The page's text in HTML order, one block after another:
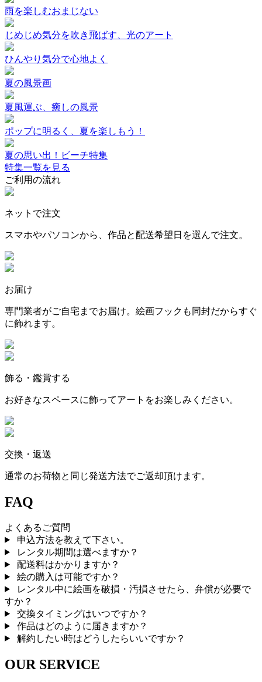
雨を楽しむおまじない
じめじめ気分を吹き飛ばす、光のアート
ひんやり気分で心地よく
夏の風景画
夏風運ぶ、癒しの風景
ポップに明るく、夏を楽しもう！
夏の思い出！ビーチ特集
特集一覧を見る
ご利用の流れ
ネットで注文
スマホやパソコンから、作品と配送希望日を選んで注文。
お届け
専門業者がご自宅までお届け。絵画フックも同封だからすぐ
に飾れます。
飾る・鑑賞する
お好きなスペースに飾ってアートをお楽しみください。
交換・返送
通常のお荷物と同じ発送方法でご返却頂けます。
FAQ
よくあるご質問
申込方法を教えて下さい。
レンタル期間は選べますか？
配送料はかかりますか？
絵の購入は可能ですか？
レンタル中に絵画を破損・汚損させたら、弁償が必要で
すか？
交換タイミングはいつですか？
作品はどのように届きますか？
解約したい時はどうしたらいいですか？
OUR SERVICE